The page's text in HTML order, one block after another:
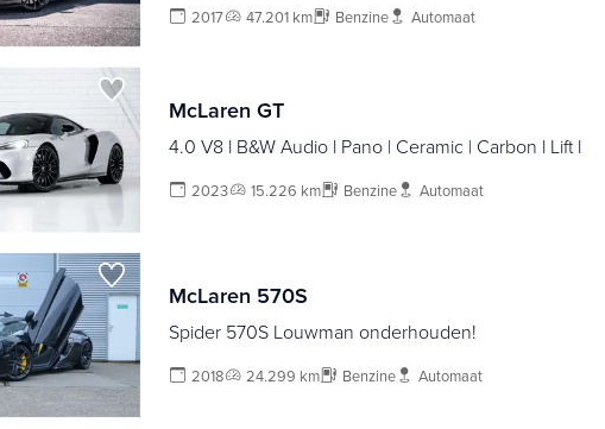
2017 47.201 km Benzine Automaat
McLaren GT
4.0 V8 l B&W Audio l Pano | Ceramic | Carbon l Lift l
2023 15.226 km Benzine Automaat
McLaren 570S
Spider 570S Louwman onderhouden!
2018 24.299 km Benzine Automaat